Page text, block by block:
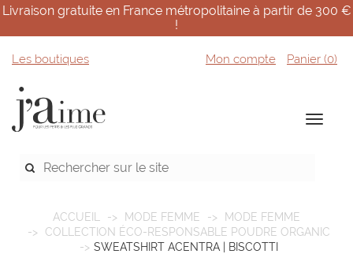
Livraison gratuite en France métropolitaine à partir de 300 €
!
Les boutiques Mon compte Panier (0)
ACCUEIL MODE FEMME
MODE FEMME
COLLECTION ÉCO-RESPONSABLE POUDRE ORGANIC
SWEATSHIRT ACENTRA | BISCOTTI